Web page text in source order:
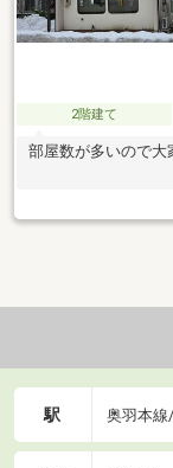
2階建て
部屋数が多いので大
駅 奥羽本線